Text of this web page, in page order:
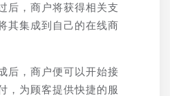
后，商户将获得相关支
其集成到自己的在线商
后，商户便可以开始接
，为顾客提供快捷的服